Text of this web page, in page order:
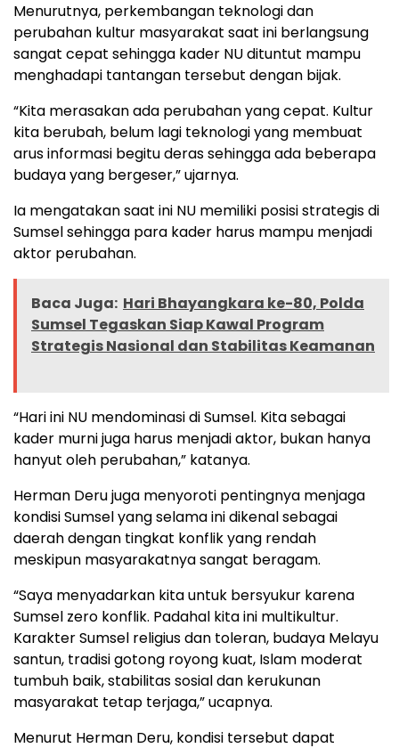
Menurutnya, perkembangan teknologi dan
perubahan kultur masyarakat saat ini berlangsung
sangat cepat sehingga kader NU dituntut mampu
menghadapi tantangan tersebut dengan bijak.
“Kita merasakan ada perubahan yang cepat. Kultur
kita berubah, belum lagi teknologi yang membuat
arus informasi begitu deras sehingga ada beberapa
budaya yang bergeser,” ujarnya.
Ia mengatakan saat ini NU memiliki posisi strategis di
Sumsel sehingga para kader harus mampu menjadi
aktor perubahan.
Baca Juga: Hari Bhayangkara ke-80, Polda
Sumsel Tegaskan Siap Kawal Program
Strategis Nasional dan Stabilitas Keamanan
“Hari ini NU mendominasi di Sumsel. Kita sebagai
kader murni juga harus menjadi aktor, bukan hanya
hanyut oleh perubahan,” katanya.
Herman Deru juga menyoroti pentingnya menjaga
kondisi Sumsel yang selama ini dikenal sebagai
daerah dengan tingkat konflik yang rendah
meskipun masyarakatnya sangat beragam.
“Saya menyadarkan kita untuk bersyukur karena
Sumsel zero konflik. Padahal kita ini multikultur.
Karakter Sumsel religius dan toleran, budaya Melayu
santun, tradisi gotong royong kuat, Islam moderat
tumbuh baik, stabilitas sosial dan kerukunan
masyarakat tetap terjaga,” ucapnya.
Menurut Herman Deru, kondisi tersebut dapat